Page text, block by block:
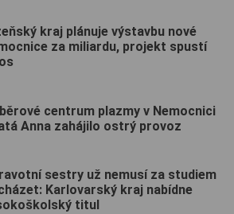
kraj plánuje výstavbu nové
za miliardu, projekt spustí
centrum plazmy v Nemocnici
Anna zahájilo ostrý provoz
sestry už nemusí za studiem
Karlovarský kraj nabídne
titul